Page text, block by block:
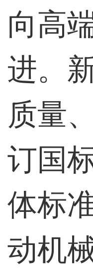
向高
进。
质量
订国
体标
动机